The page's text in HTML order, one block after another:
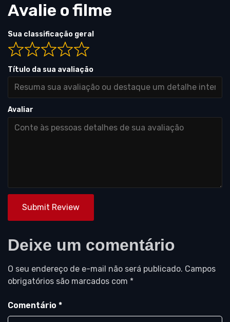
Avalie o filme
Sua classificação geral
Título da sua avaliação
Avaliar
Submit Review
Deixe um comentário
O seu endereço de e-mail não será publicado. Campos
obrigatórios são marcados com *
Comentário *